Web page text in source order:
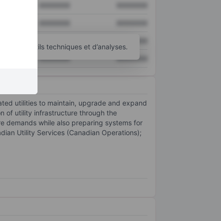
XXXXXXX XXXXXXX
outils techniques et d’analyses.
utilities to maintain, upgrade and expand
of utility infrastructure through the
demands while also preparing systems for
Utility Services (Canadian Operations);